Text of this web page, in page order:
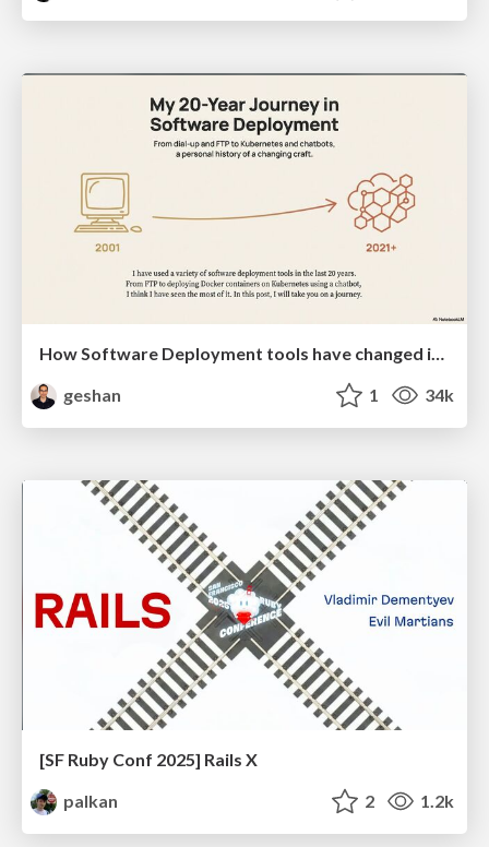
How Software Deployment tools have changed in the past 20 years
geshan
1 34k
[SF Ruby Conf 2025] Rails X
palkan
2 1.2k